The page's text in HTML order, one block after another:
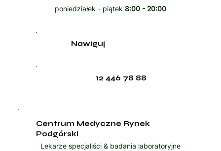
poniedziałek - piątek 8:00 - 20:00
12 446 78 88
Nawiguj
Centrum Medyczne Rynek
Podgórski
Lekarze specjaliści & badania laboratoryjne